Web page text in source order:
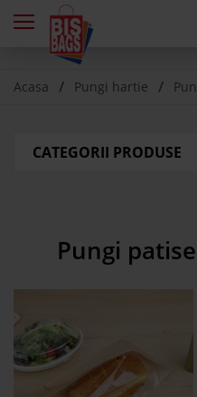
Acasa Pungi hartie
CATEGORII PRODUSE
Pungi